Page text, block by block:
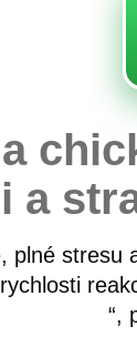
a
plné
“,